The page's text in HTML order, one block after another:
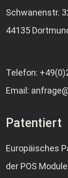
Schwanenstr.
44135
Telefon:
Email:
Patentiert
Europäisches
der POS